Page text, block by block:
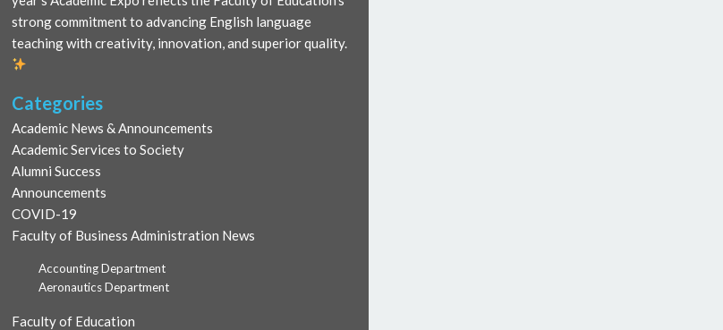
strong commitment to advancing English language
teaching with creativity, innovation, and superior quality.
Categories
Academic News & Announcements
Academic Services to Society
Alumni Success
Announcements
COVID-19
Faculty of Business Administration News
Accounting Department
Aeronautics Department
Faculty of Education